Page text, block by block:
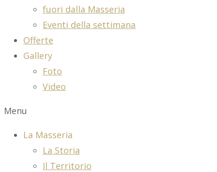
fuori dalla Masseria
Eventi della settimana
Offerte
Gallery
Foto
Video
Menu
La Masseria
La Storia
Il Territorio